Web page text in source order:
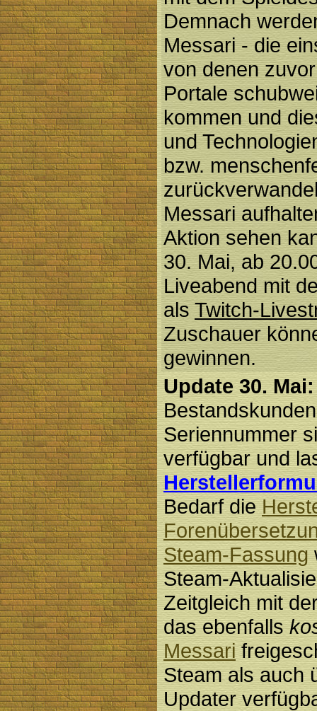
Demnach
Messari - die
von denen
Portale
kommen und
und
bzw.
Messari
Aktion sehen
30. Mai, ab
Liveabend mit
alsTwitch-
Zuschauer
gewinnen.
Update 30. Mai:
Seriennummer
verfügbar und
Bedarf die
Steam-Fassung
Steam-
Zeitgleich mit
das ebenfalls
Messari
Steam als auch
Updater